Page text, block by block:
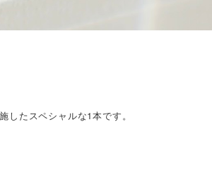
したスペシャルな1本です。